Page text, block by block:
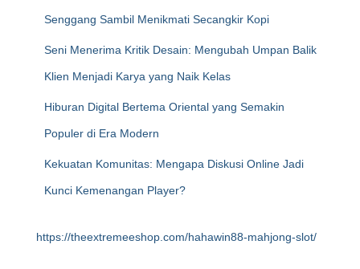
Senggang Sambil Menikmati Secangkir Kopi
Seni Menerima Kritik Desain: Mengubah Umpan Balik
Klien Menjadi Karya yang Naik Kelas
Hiburan Digital Bertema Oriental yang Semakin
Populer di Era Modern
Kekuatan Komunitas: Mengapa Diskusi Online Jadi
Kunci Kemenangan Player?
https://theextremeeshop.com/hahawin88-mahjong-slot/